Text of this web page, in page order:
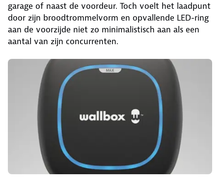
garage of naast de voordeur. Toch voelt het laadpunt
door zijn broodtrommelvorm en opvallende LED-ring
aan de voorzijde niet zo minimalistisch aan als een
aantal van zijn concurrenten.